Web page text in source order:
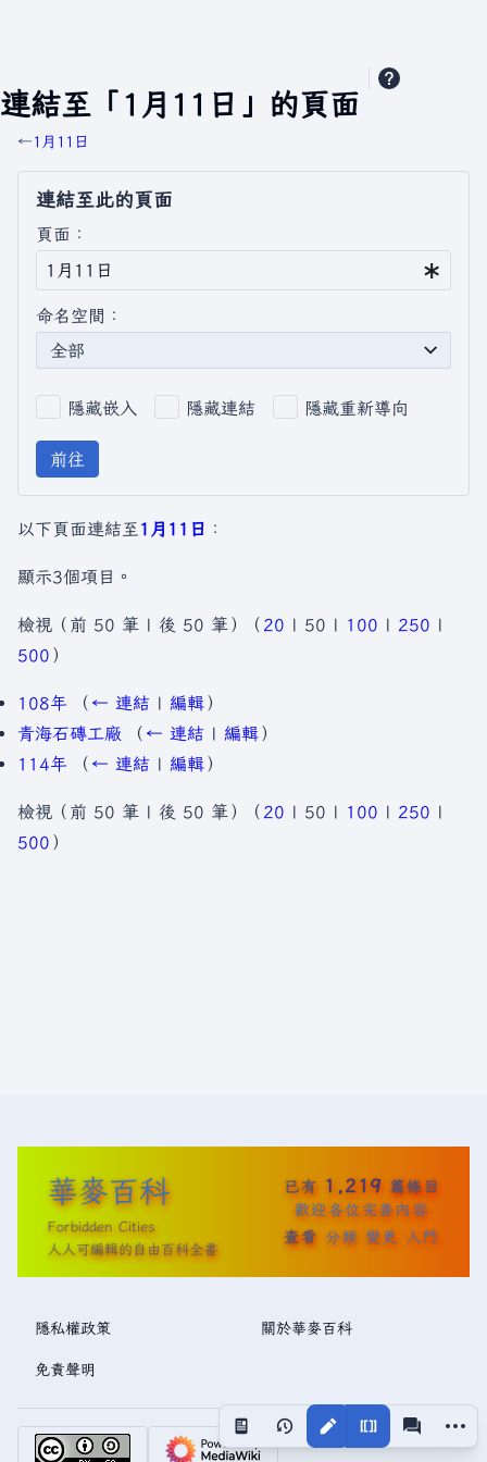
連結至「1月11日」的頁面
視圖 更多
←1月11日
連結至此的頁面
頁面：
命名空間：
全部
隱藏嵌入 隱藏連結 隱藏重新導向
前往
以下頁面連結至 1月11日 ：
顯示3個項目。
檢視（ 前 50 筆 | 後 50 筆 ）（ 20 | 50 | 100 | 250 |
500 ）
108年 （ ← 連結 | 編輯）
青海石磚工廠
（ ← 連結 | 編輯）
114年
（ ← 連結 | 編輯）
檢視（ 前 50 筆 | 後 50 筆 ）（ 20 | 50 | 100 | 250 |
500 ）
華麥百科
Forbidden Cities
人人可編輯的自由百科全書
已有 1,219 篇條目
歡迎各位完善內容
查看 分類 變更 入門
隱私權政策 關於華麥百科
免責聲明